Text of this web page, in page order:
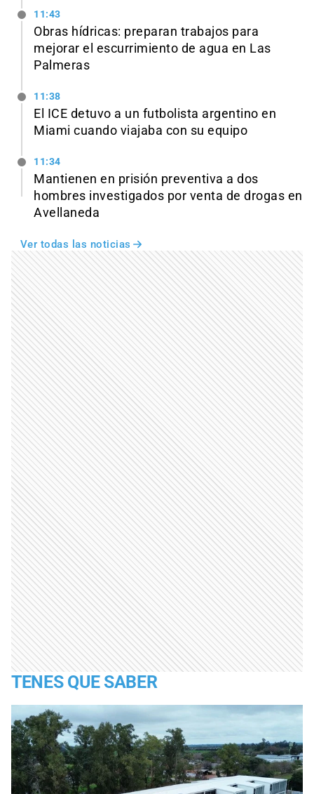
11:43
Obras hídricas: preparan trabajos para
mejorar el escurrimiento de agua en Las
Palmeras
11:38
El ICE detuvo a un futbolista argentino en
Miami cuando viajaba con su equipo
11:34
Mantienen en prisión preventiva a dos
hombres investigados por venta de drogas en
Avellaneda
Ver todas las noticias
TENES QUE SABER